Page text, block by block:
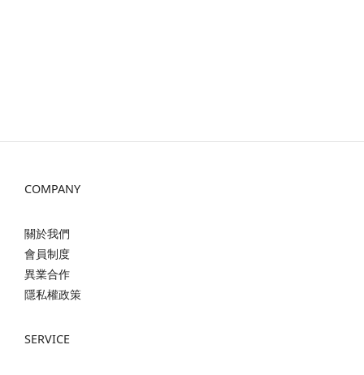
COMPANY
關於我們
會員制度
異業合作
隱私權政策
SERVICE